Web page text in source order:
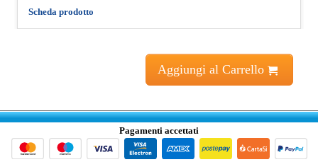
Scheda prodotto
Aggiungi al Carrello
Pagamenti accettati